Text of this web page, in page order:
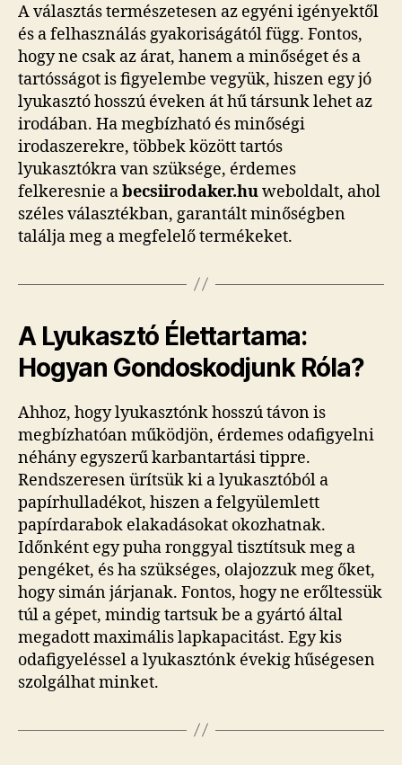
A választás természetesen az egyéni igényektől
és a felhasználás gyakoriságától függ. Fontos,
hogy ne csak az árat, hanem a minőséget és a
tartósságot is figyelembe vegyük, hiszen egy jó
lyukasztó hosszú éveken át hű társunk lehet az
irodában. Ha megbízható és minőségi
irodaszerekre, többek között tartós
lyukasztókra van szüksége, érdemes
felkeresnie abecsiirodaker.huweboldalt, ahol
széles választékban, garantált minőségben
találja meg a megfelelő termékeket.
A Lyukasztó Élettartama:
Hogyan Gondoskodjunk Róla?
Ahhoz, hogy lyukasztónk hosszú távon is
megbízhatóan működjön, érdemes odafigyelni
néhány egyszerű karbantartási tippre.
Rendszeresen ürítsük ki a lyukasztóból a
papírhulladékot, hiszen a felgyülemlett
papírdarabok elakadásokat okozhatnak.
Időnként egy puha ronggyal tisztítsuk meg a
pengéket, és ha szükséges, olajozzuk meg őket,
hogy simán járjanak. Fontos, hogy ne erőltessük
túl a gépet, mindig tartsuk be a gyártó által
megadott maximális lapkapacitást. Egy kis
odafigyeléssel a lyukasztónk évekig hűségesen
szolgálhat minket.